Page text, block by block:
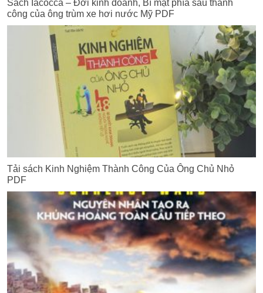
công của ông trùm xe hơi nước Mỹ PDF
Tải sách Kinh Nghiệm Thành Công Của Ông Chủ Nhỏ
PDF